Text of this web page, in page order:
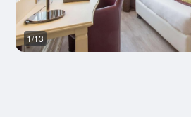
1/13